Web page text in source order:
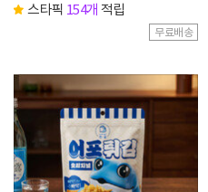
스타픽 154개 적립
무료배송